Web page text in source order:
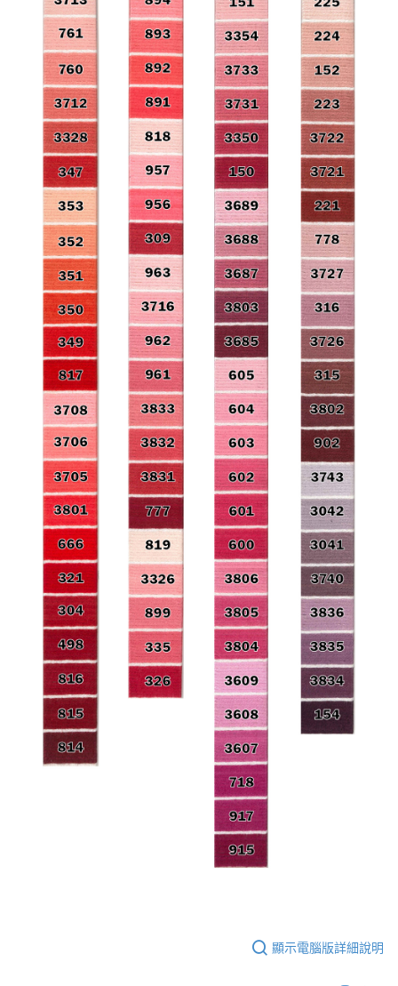
7-11取貨付款
每筆NT$60，滿NT$1,500(含以上)免運費
付款後7-11取貨
每筆NT$60，滿NT$1,500(含以上)免運費
宅配 新竹物流
每筆NT$130，滿NT$2,000(含以上)免運費
顯示電腦版詳細說明